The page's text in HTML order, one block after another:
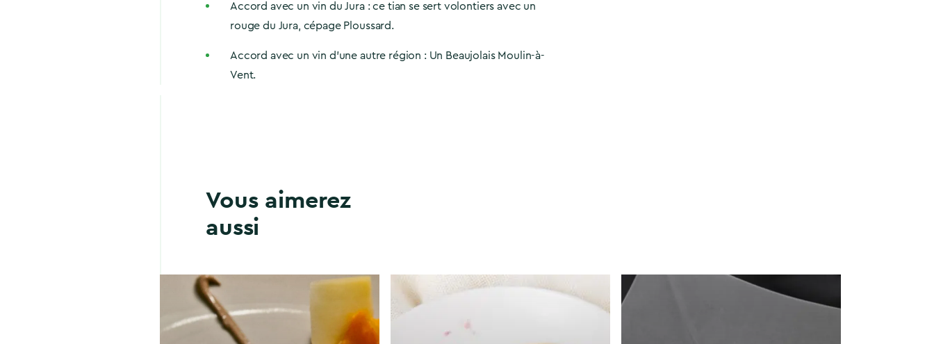
Accord avec un vin du Jura : ce tian se sert volontiers avec un
rouge du Jura, cépage Ploussard.
Accord avec un vin d’une autre région : Un Beaujolais Moulin-à-
Vent.
Vous aimerez
aussi